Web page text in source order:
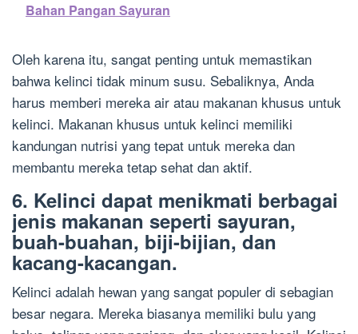
Bahan Pangan Sayuran
Oleh karena itu, sangat penting untuk memastikan
bahwa kelinci tidak minum susu. Sebaliknya, Anda
harus memberi mereka air atau makanan khusus untuk
kelinci. Makanan khusus untuk kelinci memiliki
kandungan nutrisi yang tepat untuk mereka dan
membantu mereka tetap sehat dan aktif.
6. Kelinci dapat menikmati berbagai
jenis makanan seperti sayuran,
buah-buahan, biji-bijian, dan
kacang-kacangan.
Kelinci adalah hewan yang sangat populer di sebagian
besar negara. Mereka biasanya memiliki bulu yang